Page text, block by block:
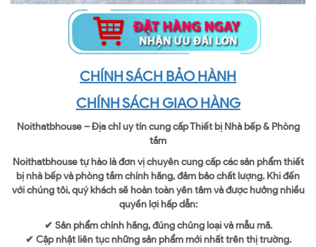
CHÍNH SÁCH BẢO HÀNH
CHÍNH SÁCH GIAO HÀNG
Noithatbhouse – Địa chỉ uy tín cung cấp Thiết bị Nhà bếp & Phòng
tắm
Noithatbhouse tự hào là đơn vị chuyên cung cấp các sản phẩm thiết
bị nhà bếp và phòng tắm chính hãng, đảm bảo chất lượng. Khi đến
với chúng tôi, quý khách sẽ hoàn toàn yên tâm và được hưởng nhiều
quyền lợi hấp dẫn:
✔ Sản phẩm chính hãng, đúng chủng loại và mẫu mã.
✔ Cập nhật liên tục những sản phẩm mới nhất trên thị trường.